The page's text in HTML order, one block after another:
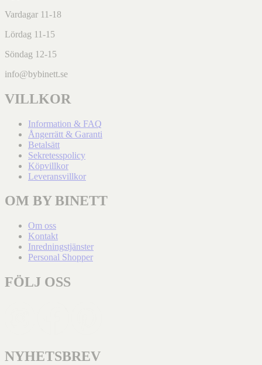
Vardagar 11-18
Lördag 11-15
Söndag 12-15
info@bybinett.se
VILLKOR
Information & FAQ
Ångerrätt & Garanti
Betalsätt
Sekretesspolicy
Köpvillkor
Leveransvillkor
OM BY BINETT
Om oss
Kontakt
Inredningstjänster
Personal Shopper
FÖLJ OSS
NYHETSBREV